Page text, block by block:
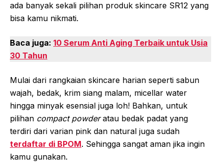
ada banyak sekali pilihan produk skincare SR12 yang
bisa kamu nikmati.
Baca juga: 10 Serum Anti Aging Terbaik untuk Usia
30 Tahun
Mulai dari rangkaian skincare harian seperti sabun
wajah, bedak, krim siang malam, micellar water
hingga minyak esensial juga loh! Bahkan, untuk
pilihan compact powderatau bedak padat yang
terdiri dari varian pink dan natural juga sudah
terdaftar di BPOM. Sehingga sangat aman jika ingin
kamu gunakan.